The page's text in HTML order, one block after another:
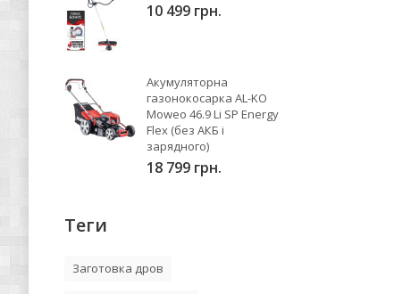
10 499 грн.
Акумуляторна
газонокосарка AL-KO
Moweo 46.9 Li SP Energy
Flex (без АКБ і
зарядного)
18 799 грн.
Теги
Заготовка дров